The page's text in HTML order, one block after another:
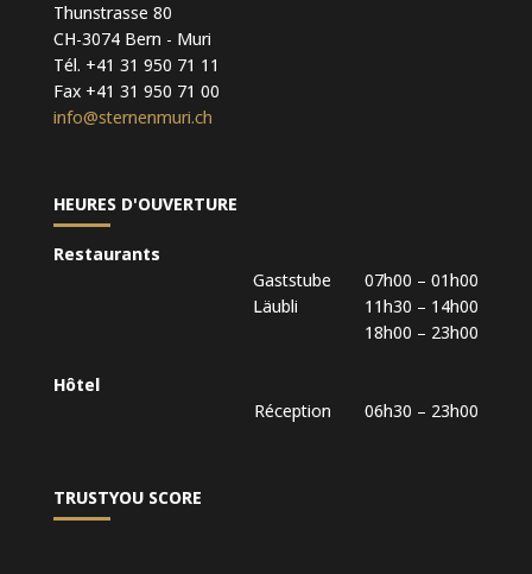
Thunstrasse 80
CH-3074 Bern - Muri
Tél. +41 31 950 71 11
Fax +41 31 950 71 00
info@sternenmuri.ch
HEURES D'OUVERTURE
Restaurants
Gaststube 07h00 – 01h00
Läubli 11h30 – 14h00
18h00 – 23h00
Hôtel
Réception 06h30 – 23h00
TRUSTYOU SCORE